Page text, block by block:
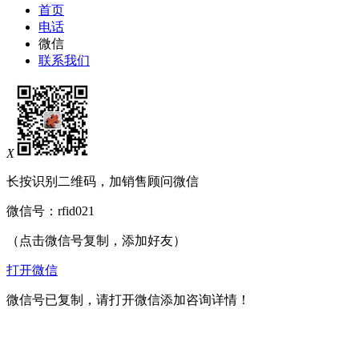
首页
电话
微信
联系我们
X
长按识别二维码，加销售顾问微信
微信号： rfid021
（点击微信号复制，添加好友）
打开微信
微信号已复制，请打开微信添加咨询详情！